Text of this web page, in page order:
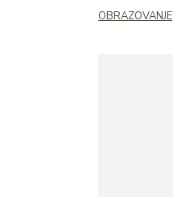
OBRAZOVANJE